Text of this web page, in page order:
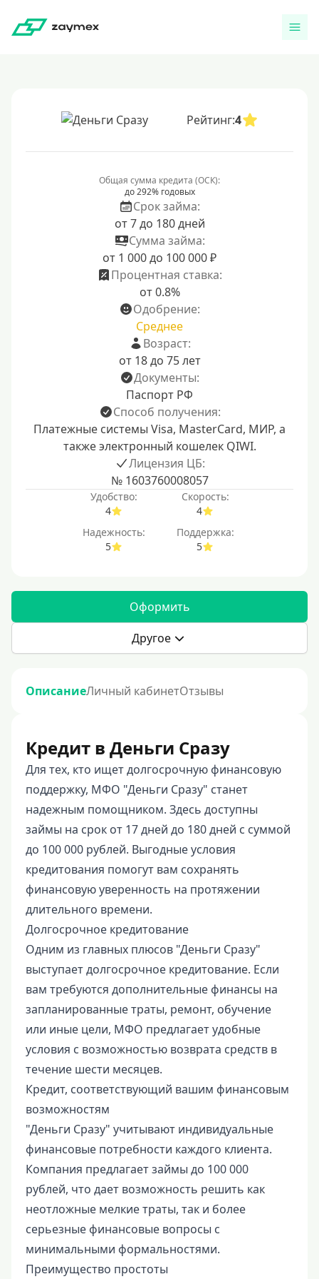
Рейтинг:4
Общая сумма кредита (ОСК):
до 292% годовых
Срок займа:
от 7 до 180 дней
Сумма займа:
от 1 000 до 100 000 ₽
Процентная ставка:
от 0.8%
Одобрение:
Среднее
Возраст:
от 18 до 75 лет
Документы:
Паспорт РФ
Способ получения:
Платежные системы Visa, MasterCard, МИР, а
также электронный кошелек QIWI.
Лицензия ЦБ:
№ 1603760008057
Удобство:
4
Скорость:
4
Надежность:
5
Поддержка:
5
Оформить
Другое
ОписаниеЛичный кабинетОтзывы
Кредит в Деньги Сразу
Для тех, кто ищет долгосрочную финансовую
поддержку, МФО "Деньги Сразу" станет
надежным помощником. Здесь доступны
займы на срок от 17 дней до 180 дней с суммой
до 100 000 рублей. Выгодные условия
кредитования помогут вам сохранять
финансовую уверенность на протяжении
длительного времени.
Долгосрочное кредитование
Одним из главных плюсов "Деньги Сразу"
выступает долгосрочное кредитование. Если
вам требуются дополнительные финансы на
запланированные траты, ремонт, обучение
или иные цели, МФО предлагает удобные
условия с возможностью возврата средств в
течение шести месяцев.
Кредит, соответствующий вашим финансовым
возможностям
"Деньги Сразу" учитывают индивидуальные
финансовые потребности каждого клиента.
Компания предлагает займы до 100 000
рублей, что дает возможность решить как
неотложные мелкие траты, так и более
серьезные финансовые вопросы с
минимальными формальностями.
Преимущество простоты